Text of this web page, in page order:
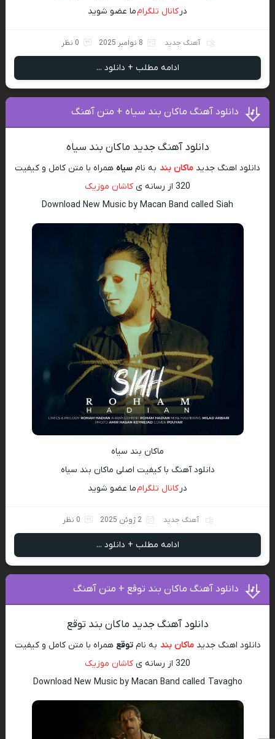
درکانال تلگرامما عضو شوید
آهنگ جدید 8 نوامبر 2025 0 نظر
ادامه مطلب + دانلود ...
دانلود آهنگ ماکان بند سیاه + متن آهنگ
دانلود آهنگ جدید ماکان بند سیاه
دانلود اهنگ جدید ماکان بند به نام سیاه همراه با متن کامل و کیفیت
320 از رسانه ی
کاشان موزیک
Download New Music by Macan Band called Siah
ماکان بند سیاه
دانلود آهنگ با کیفیت اصلی ماکان بند سیاه
درکانال تلگرامما عضو شوید
آهنگ جدید 2 ژوئن 2025 0 نظر
ادامه مطلب + دانلود ...
دانلود آهنگ ماکان بند توقع + متن آهنگ
دانلود آهنگ جدید ماکان بند توقع
دانلود اهنگ جدیدماکان بند به نامتوقع همراه با متن کامل و کیفیت
320 از رسانه ی
کاشان موزیک
Download New Music by Macan Band called Tavagho